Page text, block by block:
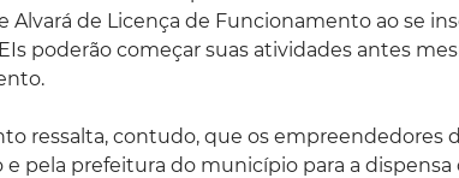
Alvará de Licença de Funcionamento ao se
poderão começar suas atividades antes
ressalta, contudo, que os empreendedores
e pela prefeitura do município para a